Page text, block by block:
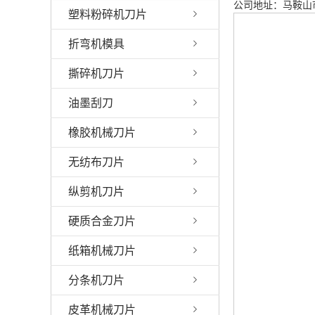
塑料粉碎机刀片
折弯机模具
撕碎机刀片
油墨刮刀
橡胶机械刀片
无纺布刀片
纵剪机刀片
硬质合金刀片
纸箱机械刀片
分条机刀片
皮革机械刀片
公司地址：马鞍山